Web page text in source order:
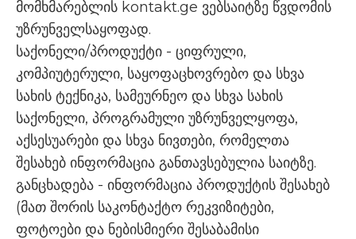
მომხმარებლის kontakt.ge ვებსაიტზე წვდომის
უზრუნველსაყოფად.
საქონელი/პროდუქტი - ციფრული,
კომპიუტერული, საყოფაცხოვრებო და სხვა
სახის ტექნიკა, სამეურნეო და სხვა სახის
საქონელი, პროგრამული უზრუნველყოფა,
აქსესუარები და სხვა ნივთები, რომელთა
შესახებ ინფორმაცია განთავსებულია საიტზე.
განცხადება - ინფორმაცია პროდუქტის შესახებ
(მათ შორის საკონტაქტო რეკვიზიტები,
ფოტოები და ნებისმიერი შესაბამისი